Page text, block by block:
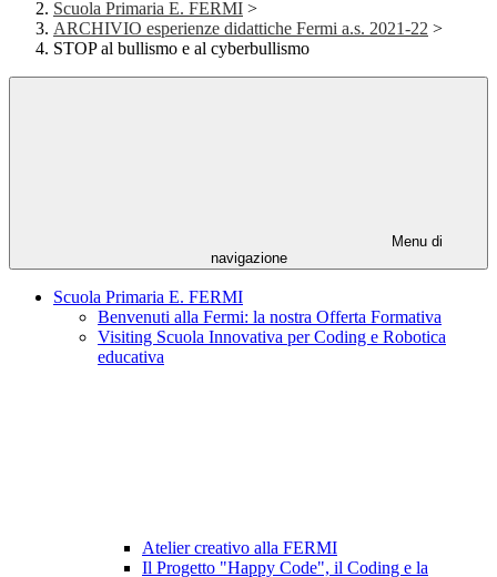
Scuola Primaria E. FERMI >
ARCHIVIO esperienze didattiche Fermi a.s. 2021-22 >
STOP al bullismo e al cyberbullismo
Menu di
navigazione
Scuola Primaria E. FERMI
Benvenuti alla Fermi: la nostra Offerta Formativa
Visiting Scuola Innovativa per Coding e Robotica
educativa
Atelier creativo alla FERMI
Il Progetto "Happy Code", il Coding e la